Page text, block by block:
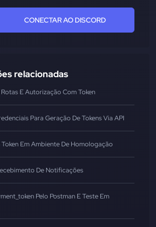
CONECTAR AO DISCORD
relacionadas
E Autorização Com Token
Para Geração De Tokens Via API
Em Ambiente De Homologação
De Notificações
Pelo Postman E Teste Em